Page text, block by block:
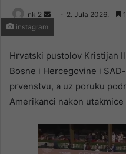
nk 2
Send 2. Jula 2026.
instagram
Hrvatski pustolov Kristijan
Bosne i Hercegovine i
prvenstvu, a uz poruku
Amerikanci nakon